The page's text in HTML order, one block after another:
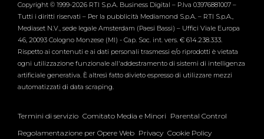
Verissimo
Copyright © 1999-2026 RTI S.p.A. Business Digital – P.Iva 03976881007 –
Tutti i diritti riservati – Per la pubblicità Mediamond S.p.A. – RTI S.p.A.,
Mediaset N.V., sede legale Amsterdam (Paesi Bassi) – Uffici Viale Europa
46, 20093 Cologno Monzese (MI) - Cap. Soc. int. vers. € 614.238.333.
Rispetto ai contenuti e ai dati personali trasmessi e/o riprodotti è vietata
ogni utilizzazione funzionale all'addestramento di sistemi di intelligenza
artificiale generativa. È altresì fatto divieto espresso di utilizzare mezzi
automatizzati di data scraping.
Termini di servizio Comitato Media e Minori Parental Control
Regolamentazione per Opere Web Privacy Cookie Policy